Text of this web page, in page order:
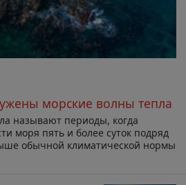
морские волны тепла
называют периоды, когда
моря пять и более суток подряд
обычной климатической нормы